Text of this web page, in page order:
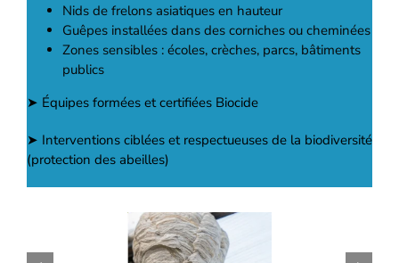
Nids de frelons asiatiques en hauteur
Guêpes installées dans des corniches ou cheminées
Zones sensibles : écoles, crèches, parcs, bâtiments
publics
➤ Équipes formées et certifiées Biocide
➤ Interventions ciblées et respectueuses de la biodiversité
(protection des abeilles)